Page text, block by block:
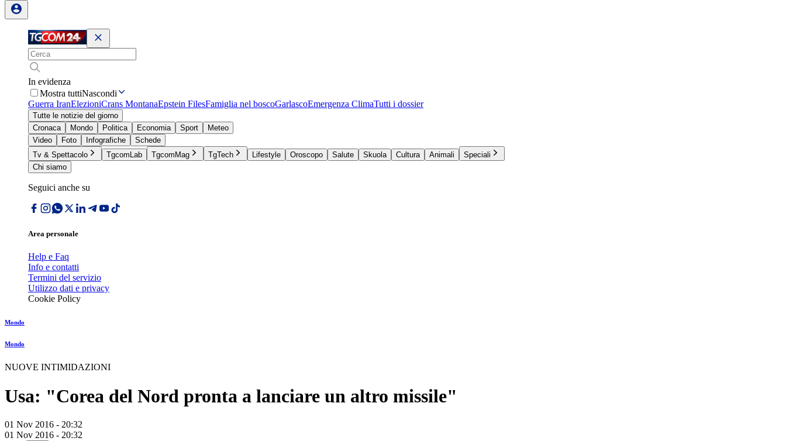
In evidenza
Mostra tuttiNascondi
Guerra IranElezioniCrans MontanaEpstein FilesFamiglia nel boscoGarlascoEmergenza ClimaTutti i dossier
Tutte le notizie del giorno
Cronaca
Mondo Politica Economia Sport
Meteo
Video
Foto Infografiche
Schede
Tv & Spettacolo
TgcomLab TgcomMag TgTech Lifestyle Oroscopo Salute Skuola Cultura Animali
Speciali
Chi siamo
Seguici anche su
Area personale
Help e Faq
Info e contatti
Termini del servizio
Utilizzo dati e privacy
Cookie Policy
Mondo
Mondo
NUOVE INTIMIDAZIONI
Usa: "Corea del Nord pronta a lanciare un altro missile"
01 Nov 2016 - 20:32
01 Nov 2016 - 20:32